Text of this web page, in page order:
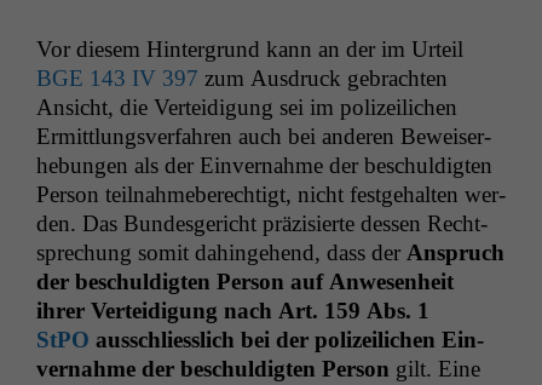
Vor diesem Hin­ter­grund kann an der im Urteil
BGE 143 IV 397 zum Aus­druck gebracht­en
Ansicht, die Vertei­di­gung sei im polizeilichen
Ermit­tlungsver­fahren auch bei anderen Beweis­er­
he­bun­gen als der Ein­ver­nahme der beschuldigten
Per­son teil­nah­me­berechtigt, nicht fest­ge­hal­ten wer­
den. Das Bun­des­gericht präzisierte dessen Recht­
sprechung somit dahinge­hend, dass der Anspruch
der beschuldigten Per­son auf Anwe­sen­heit
ihrer Vertei­di­gung nach Art. 159 Abs. 1
StPO auss­chliesslich bei der polizeilichen Ein­
ver­nahme der beschuldigten Per­son gilt. Eine